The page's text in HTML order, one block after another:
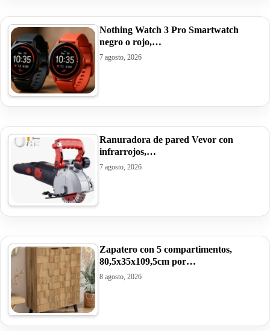
Nothing Watch 3 Pro Smartwatch
negro o rojo,…
7 agosto, 2026
Ranuradora de pared Vevor con
infrarrojos,…
7 agosto, 2026
Zapatero con 5 compartimentos,
80,5x35x109,5cm por…
8 agosto, 2026